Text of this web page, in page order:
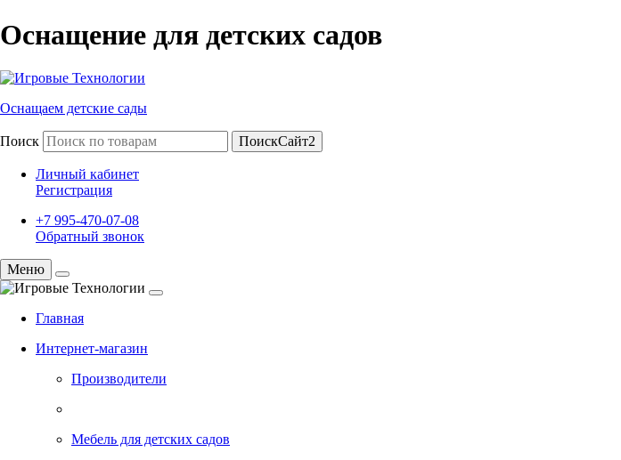
Оснащение для детских садов
Оснащаем детские сады
Поиск ПоискСайт2
Личный кабинет
Регистрация
+7 995-470-07-08
Обратный звонок
Меню
Главная
Интернет-магазин
Производители
Мебель для детских садов